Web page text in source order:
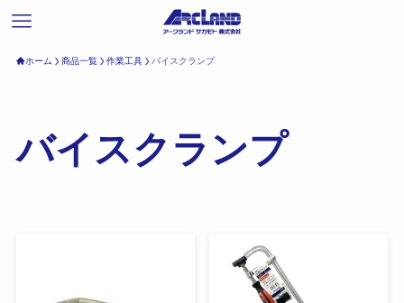
ホーム 商品一覧 作業工具 バイスクランプ
バイスクランプ